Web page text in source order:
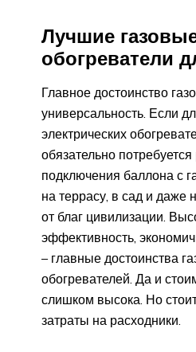
Лучшие
обогреватели
Главное достоинство
универсальность. Если
электрических
обязательно потребуется
подключения баллона с
на террасу, в сад и даже
от благ цивилизации.
эффективность,
– главные достоинства
обогревателей. Да и
слишком высока. Но
затраты на расходники.